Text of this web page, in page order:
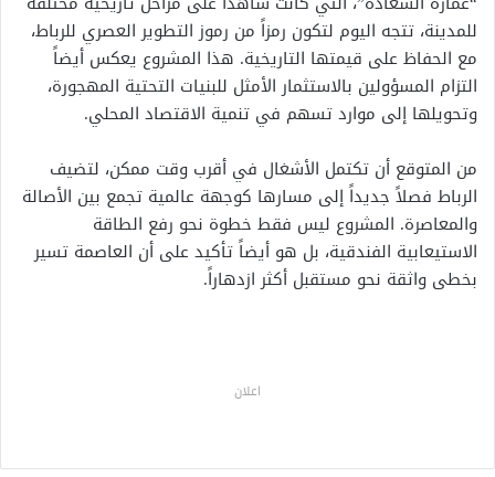
للمدينة، تتجه اليوم لتكون رمزاً من رموز التطوير العصري للرباط،
مع الحفاظ على قيمتها التاريخية. هذا المشروع يعكس أيضاً
التزام المسؤولين بالاستثمار الأمثل للبنيات التحتية المهجورة،
وتحويلها إلى موارد تسهم في تنمية الاقتصاد المحلي.
من المتوقع أن تكتمل الأشغال في أقرب وقت ممكن، لتضيف
الرباط فصلاً جديداً إلى مسارها كوجهة عالمية تجمع بين الأصالة
والمعاصرة. المشروع ليس فقط خطوة نحو رفع الطاقة
الاستيعابية الفندقية، بل هو أيضاً تأكيد على أن العاصمة تسير
بخطى واثقة نحو مستقبل أكثر ازدهاراً.
اعلان